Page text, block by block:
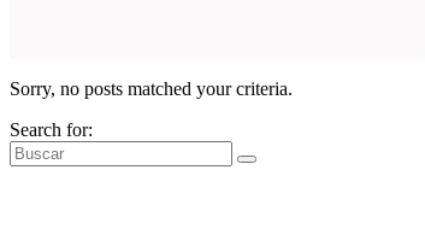
Sorry, no posts matched your criteria.
Search for: